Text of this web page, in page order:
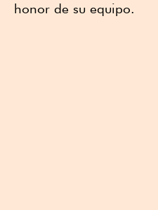
honor de su equipo.